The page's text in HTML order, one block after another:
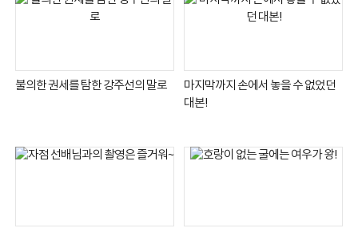
불의한 권세를 탐한 강주선의 말로
마지막까지 손에서 놓을 수 없었던
대본!